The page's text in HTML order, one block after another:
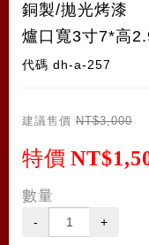
銅製/拋光烤漆
爐口寬3寸7*高
代碼 dh-a-257
建議售價 NT$3,000
特價
數量
- +